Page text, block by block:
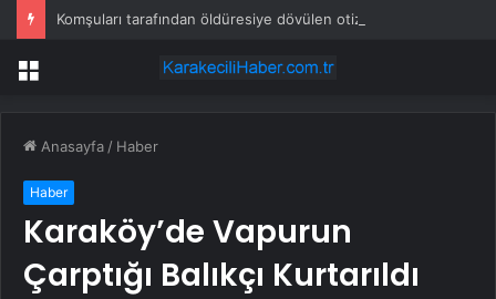
Menü
Anasayfa / Haber
Haber
Karaköy’de Vapurun
Çarptığı Balıkçı Kurtarıldı